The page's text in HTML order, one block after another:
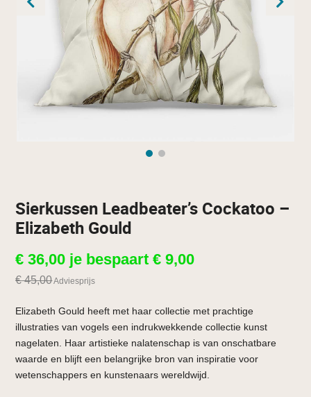
Sierkussen Leadbeater’s Cockatoo –
Elizabeth Gould
€ 36,00 je bespaart€ 9,00
€45,00Adviesprijs
Elizabeth Gould heeft met haar collectie met prachtige
illustraties van vogels een indrukwekkende collectie kunst
nagelaten. Haar artistieke nalatenschap is van onschatbare
waarde en blijft een belangrijke bron van inspiratie voor
wetenschappers en kunstenaars wereldwijd.